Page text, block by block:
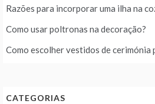
Razões para incorporar uma ilha na
Como usar poltronas na decoração?
Como escolher vestidos de cerimónia
CATEGORIAS